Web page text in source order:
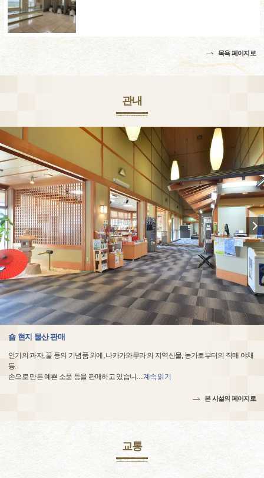
목욕 페이지로
관내
숍 현지 물산 판매
인기의 과자, 꿀 등의 기념품 외에, 나카가와무라 의 지역산물, 농가로부터의 직매 야채
등.
손으로 만든 예쁜 소품 등을 판매하고 있습니 …계속 읽기
본 시설의 페이지로
교통